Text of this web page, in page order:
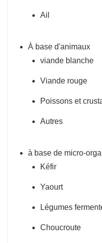
Ail
À base d'animaux
viande blanche
Viande rouge
Poissons et
Autres
à base de micro-
Kéfir
Yaourt
Légumes
Choucroute